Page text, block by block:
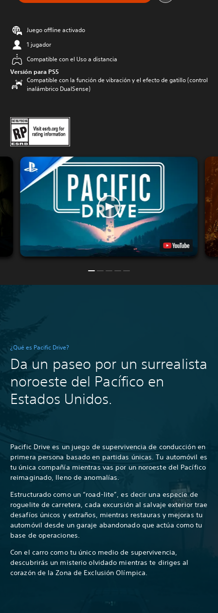
Juego offline activado
1 jugador
Compatible con el Uso a distancia
Versión para PS5
Compatible con la función de vibración y el efecto de gatillo (control
inalámbrico DualSense)
¿Qué es Pacific Drive?
Da un paseo por un surrealista
noroeste del Pacífico en
Estados Unidos.
Pacific Drive es un juego de supervivencia de conducción en
primera persona basado en partidas únicas. Tu automóvil es
tu única compañía mientras vas por un noroeste del Pacífico
reimaginado, lleno de anomalías.
Estructurado como un “road-lite”, es decir una especie de
roguelite de carretera, cada excursión al salvaje exterior trae
desafíos únicos y extraños, mientras restauras y mejoras tu
automóvil desde un garaje abandonado que actúa como tu
base de operaciones.
Con el carro como tu único medio de supervivencia,
descubrirás un misterio olvidado mientras te diriges al
corazón de la Zona de Exclusión Olímpica.